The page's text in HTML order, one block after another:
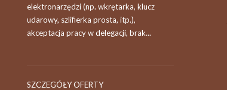
elektronarzędzi (np. wkrętarka, klucz
udarowy, szlifierka prosta, itp.),
akceptacja pracy w delegacji, brak...
SZCZEGÓŁY OFERTY